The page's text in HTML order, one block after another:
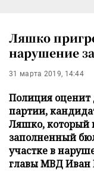
Ляшко
нарушение
31 марта 2019, 14:44
Полиция оценит
партии,
Ляшко, который
заполненный
участке в
главы МВД Иван